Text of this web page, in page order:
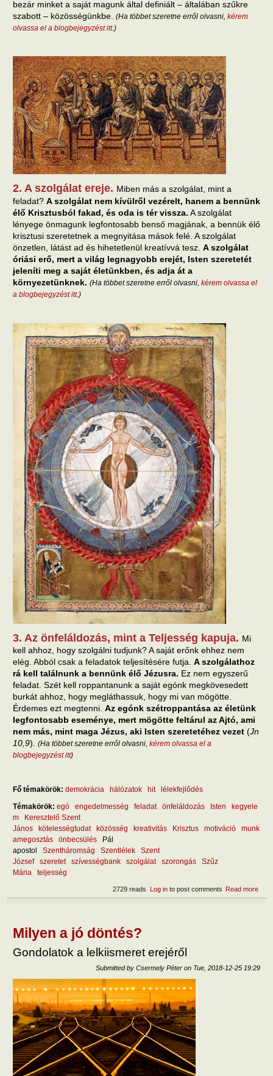
bezár minket a saját magunk által definiált – általában szűkre
szabott – közösségünkbe. (Ha többet szeretne erről olvasni, kérem
olvassa el a blogbejegyzést itt.)
2. A szolgálat ereje. Miben más a szolgálat, mint a
feladat? A szolgálat nem kívülről vezérelt, hanem a bennünk
élő Krisztusból fakad, és oda is tér vissza. A szolgálat
lényege önmagunk legfontosabb benső magjának, a bennük élő
krisztusi szeretetnek a megnyitása mások felé. A szolgálat
önzetlen, látást ad és hihetetlenül kreatívvá tesz. A szolgálat
óriási erő, mert a világ legnagyobb erejét, Isten szeretetét
jeleníti meg a saját életünkben, és adja át a
környezetünknek. (Ha többet szeretne erről olvasni, kérem olvassa el
a blogbejegyzést itt.)
3. Az önfeláldozás, mint a Teljesség kapuja. Mi
kell ahhoz, hogy szolgálni tudjunk? A saját erőnk ehhez nem
elég. Abból csak a feladatok teljesítésére futja. A szolgálathoz
rá kell találnunk a bennünk élő Jézusra. Ez nem egyszerű
feladat. Szét kell roppantanunk a saját egónk megkövesedett
burkát ahhoz, hogy megláthassuk, hogy mi van mögötte.
Érdemes ezt megtenni. Az egónk szétroppantása az életünk
legfontosabb eseménye, mert mögötte feltárul az Ajtó, ami
nem más, mint maga Jézus, aki Isten szeretetéhez vezet (Jn
10,9). (Ha többet szeretne erről olvasni, kérem olvassa el a
blogbejegyzést itt)
Fő témakörök: demokrácia hálózatok hit
lélekfejlődés
Témakörök: egó engedelmesség feladat önfeláldozás Isten
kegyele
m
Keresztelő Szent
János
kötelességtudat közösség kreativitás Krisztus motiváció
munk
amegosztás
önbecsülés
Pál
apostol
Szentháromság Szentlélek
Szent
József
szeretet szívességbank szolgálat szorongás
Szűz
Mária
teljesség
Read more
Log into post comments
2729 reads
Milyen a jó döntés?
Gondolatok a lelkiismeret erejéről
Submitted by Csermely Péter on Tue, 2018-12-25 19:29